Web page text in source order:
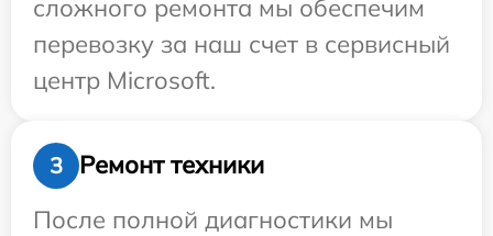
сложного ремонта мы обеспечим
перевозку за наш счет в сервисный
центр Microsoft.
3
Ремонт техники
После полной диагностики мы